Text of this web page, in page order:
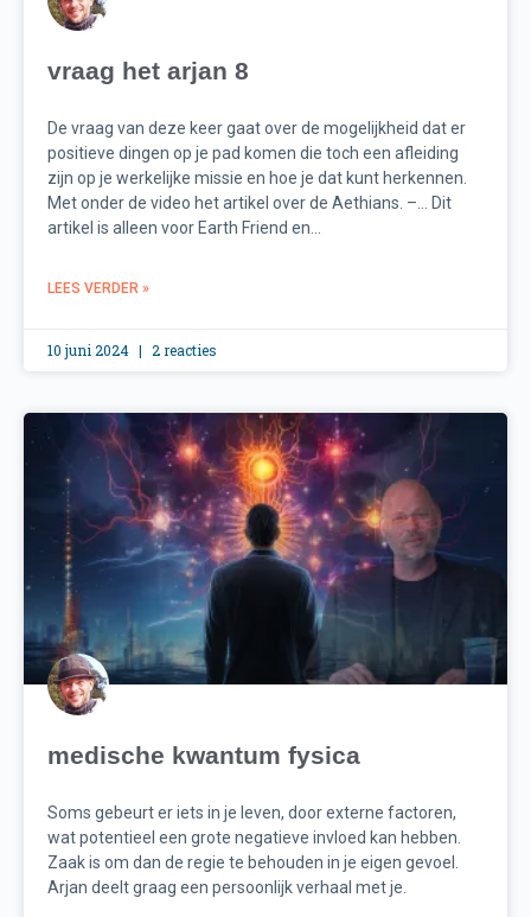
vraag het arjan 8
De vraag van deze keer gaat over de mogelijkheid dat er
positieve dingen op je pad komen die toch een afleiding
zijn op je werkelijke missie en hoe je dat kunt herkennen.
Met onder de video het artikel over de Aethians. –… Dit
artikel is alleen voor Earth Friend en...
LEES VERDER »
10 juni 2024 2 reacties
medische kwantum fysica
Soms gebeurt er iets in je leven, door externe factoren,
wat potentieel een grote negatieve invloed kan hebben.
Zaak is om dan de regie te behouden in je eigen gevoel.
Arjan deelt graag een persoonlijk verhaal met je.